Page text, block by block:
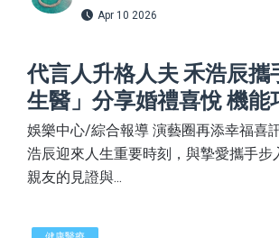
Apr 10 2026
代言人升格人夫 禾浩辰攜
生醫」分享婚禮喜悅 機能
最夯祝福禮
娛樂中心/綜合報導 演藝圈再添幸福喜
浩辰迎來人生重要時刻，與摯愛攜手步
親友的見證與...